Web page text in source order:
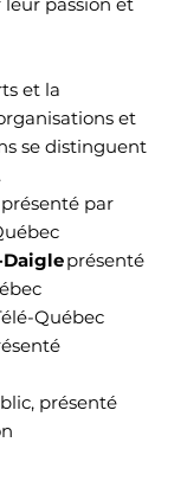
et la
et
se distinguent
par
Daigleprésenté
Québec
présenté